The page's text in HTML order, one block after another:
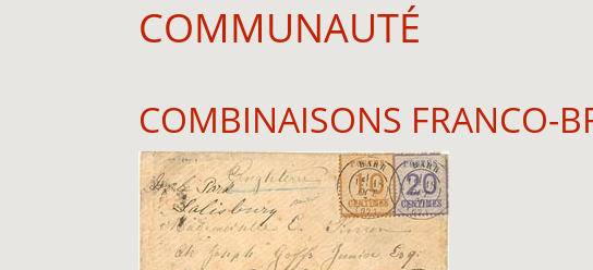
COMMUNAUTÉ
COMBINAISONS FRANCO-